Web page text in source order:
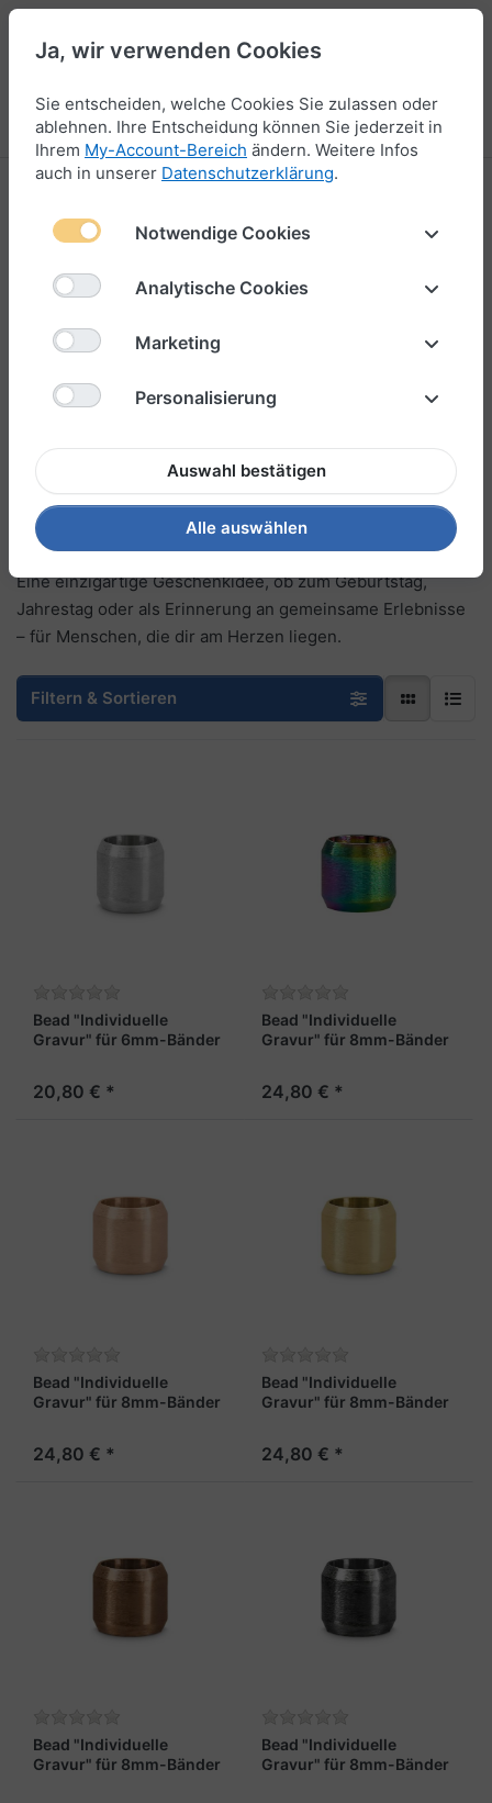
Menü Anmelden Vergleichen Wunschliste Warenkorb
1-118 von
Koordinaten-Anhänger aus Edelstahl
Handgelenk
Koordinaten deines Herzensorts immer bei dir –
deiner Hochzeit.
Unsere Koordinaten-Anhänger aus Edelstahl machen
besondere Momente sichtbar – stilvoll, persönlich und
voller Bedeutung.
Eine einzigartige Geschenkidee, ob zum Geburtstag,
Jahrestag oder als Erinnerung an gemeinsame Erlebnisse
– für Menschen, die dir am Herzen liegen.
Filtern & Sortieren
Bead "Individuelle
Gravur" für 6mm-Bänder
20,80 € *
Bead "Individuelle
Gravur" für 8mm-Bänder
24,80 € *
Bead "Individuelle
Gravur" für 8mm-Bänder
24,80 € *
Bead "Individuelle
Gravur" für 8mm-Bänder
24,80 € *
Bead "Individuelle
Gravur" für 8mm-Bänder
Bead "Individuelle
Gravur" für 8mm-Bänder
Ja, wir verwenden Cookies
Sie entscheiden, welche Cookies Sie zulassen oder
ablehnen. Ihre Entscheidung können Sie jederzeit in
Ihrem My-Account-Bereich ändern. Weitere Infos
auch in unserer Datenschutzerklärung.
Notwendige Cookies
Analytische Cookies
Marketing
Personalisierung
Auswahl bestätigen
Alle auswählen